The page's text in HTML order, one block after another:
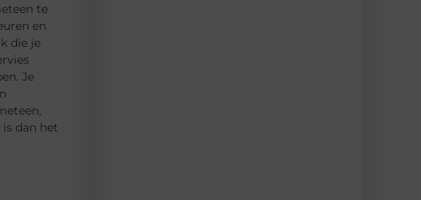
te
en
die je
Je
dan het